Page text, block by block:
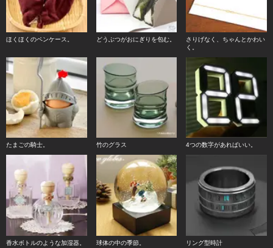
ほくほくのペンケース。 どうぶつがおにぎりを包む。
さりげなく、ちゃんとかわい
く。
たまごの騎士。 竹のグラス 4つの数字があればいい。
香水ボトルのような加湿器。 球体の中の季節。 リング型時計